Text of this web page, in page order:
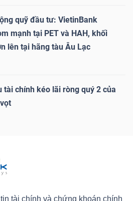
quỹ đầu tư: VietinBank
mạnh tại PET và HAH, khối
lên tại hãng tàu Âu Lạc
tài chính kéo lãi ròng quý 2 của
tài chính và chứng khoán chính